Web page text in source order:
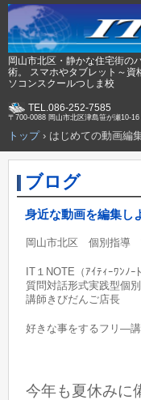
岡山市北区・静かな住宅街の
術。 スマホやタブレット～資
ソコンスクールつしま校
TEL.086-252-7585
〒700-0088 岡山市北区津島笹が瀬10-16
トップ› はじめての動画編
ブログ
身近な動画を編集し
岡山市北区 個別指導
IT１NOTE（ｱｲﾃｨｰﾜﾝﾉ
質問対話形式実践型個
講師きびだんご店長
好きな事をするフリ―講
今年も夏休みに